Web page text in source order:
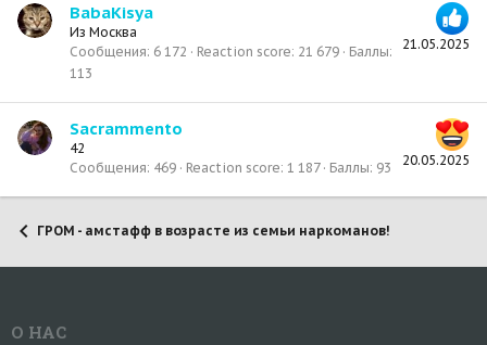
21.05.2025
BabaKisya
Из Москва
Сообщения 6 172 Reaction score 21 679
Баллы
113
20.05.2025
Sacrammento
42
Сообщения 469 Reaction score 1 187 Баллы 93
ГРОМ - амстафф в возрасте из семьи наркоманов!
О НАС